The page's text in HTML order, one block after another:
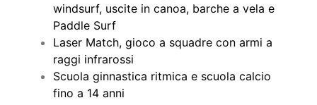
windsurf, uscite in canoa, barche a vela e
Paddle Surf
Laser Match, gioco a squadre con armi a
raggi infrarossi
Scuola ginnastica ritmica e scuola calcio
fino a 14 anni